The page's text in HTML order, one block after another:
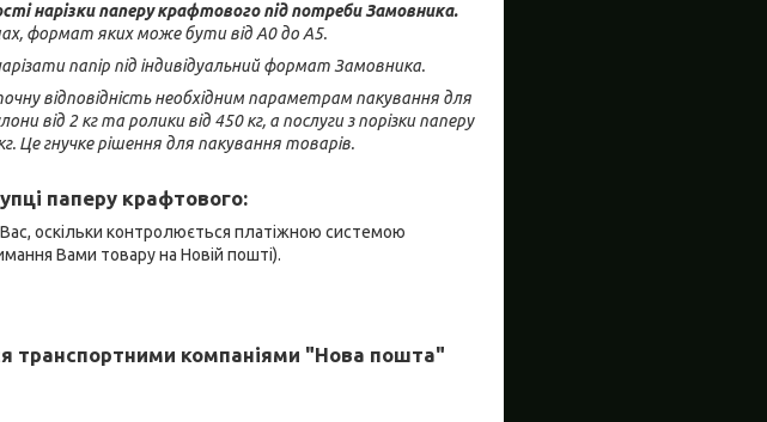
нарізки паперу крафтового під потреби Замовника.
формат яких може бути від А0 до А5.
папір під індивідуальний формат Замовника.
відповідність необхідним параметрам пакування для
2 кг та ролики від 450 кг, а послуги з порізки паперу
Це гнучке рішення для пакування товарів.
паперу крафтового:
оскільки контролюється платіжною системою
Вами товару на Новій пошті).
транспортними компаніями "Нова пошта"